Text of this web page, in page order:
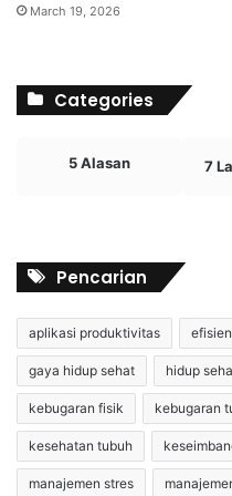
March 19, 2026
Categories
5 Alasan 7
Pencarian
aplikasi produktivitas
gaya hidup sehat hidup
kebugaran fisik kebugaran
kesehatan tubuh
manajemen stres